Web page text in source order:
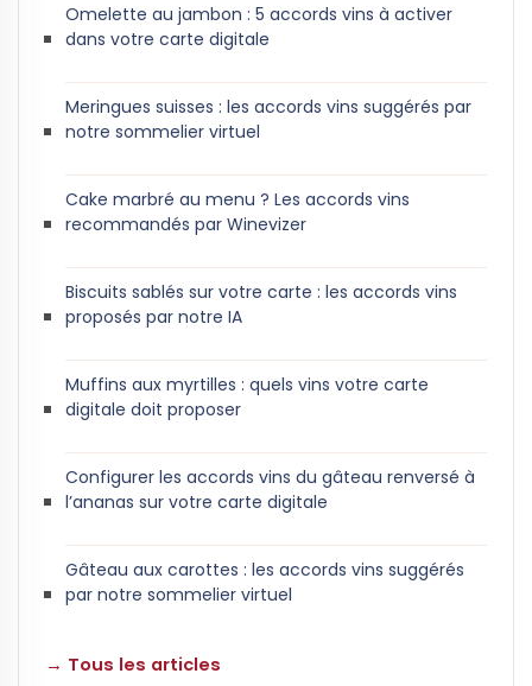
Omelette au jambon : 5 accords vins à activer
dans votre carte digitale
Meringues suisses : les accords vins suggérés par
notre sommelier virtuel
Cake marbré au menu ? Les accords vins
recommandés par Winevizer
Biscuits sablés sur votre carte : les accords vins
proposés par notre IA
Muffins aux myrtilles : quels vins votre carte
digitale doit proposer
Configurer les accords vins du gâteau renversé à
l’ananas sur votre carte digitale
Gâteau aux carottes : les accords vins suggérés
par notre sommelier virtuel
→ Tous les articles